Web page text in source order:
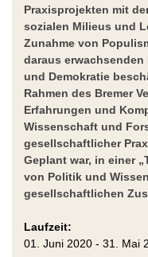
Praxisprojekten mit
sozialen Milieus und
Zunahme von
daraus
und Demokratie
Rahmen des Bremer
Erfahrungen und
Wissenschaft und
gesellschaftlicher
Geplant war, in einer
von Politik und
gesellschaftlichen
Laufzeit:
01. Juni 2020 - 31. Mai